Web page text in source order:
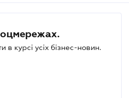
в курсі усіх бізнес-новин.